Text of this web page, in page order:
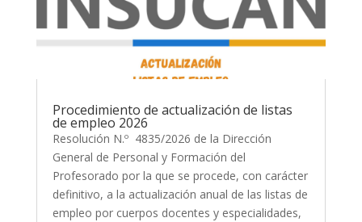
Procedimiento de actualización de listas
de empleo 2026
Resolución N.º 4835/2026 de la Dirección
General de Personal y Formación del
Profesorado por la que se procede, con carácter
definitivo, a la actualización anual de las listas de
empleo por cuerpos docentes y especialidades,